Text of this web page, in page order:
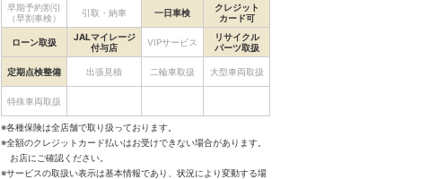
早期予約割引
（早割車検）
引取・納車 一日車検
クレジット
カード可
ローン取扱
JALマイレージ
付与店
VIPサービス
リサイクル
パーツ取扱
定期点検整備 出張見積 二輪車取扱 大型車両取扱
特殊車両取扱
※各種保険は全店舗で取り扱っております。
※全額のクレジットカード払いはお受けできない場合があります。
お店にご確認ください。
※サービスの取扱い表示は基本情報であり、状況により変動する場